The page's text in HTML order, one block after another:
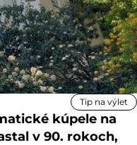
Tip na výlet
kúpele na
v 90. rokoch,